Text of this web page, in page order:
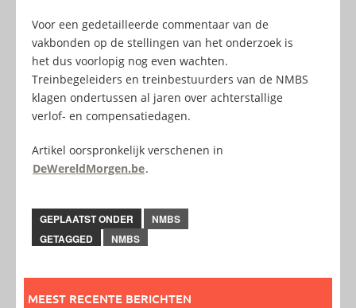
Voor een gedetailleerde commentaar van de
vakbonden op de stellingen van het onderzoek is
het dus voorlopig nog even wachten.
Treinbegeleiders en treinbestuurders van de NMBS
klagen ondertussen al jaren over achterstallige
verlof- en compensatiedagen.
Artikel oorspronkelijk verschenen in
DeWereldMorgen.be.
GEPLAATST ONDER
NMBS
GETAGGED
NMBS
MEEST RECENTE BERICHTEN